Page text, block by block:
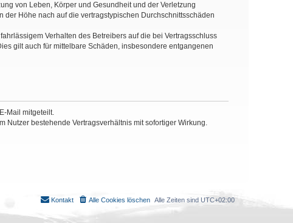
von Leben, Körper und Gesundheit und der Verletzung
Höhe nach auf die vertragstypischen Durchschnittsschäden
Verhalten des Betreibers auf die bei Vertragsschluss
gilt auch für mittelbare Schäden, insbesondere entgangenen
Mail mitgeteilt.
Nutzer bestehende Vertragsverhältnis mit sofortiger Wirkung.
Alle Zeiten sind UTC+02:00
Alle Cookies löschen
Kontakt